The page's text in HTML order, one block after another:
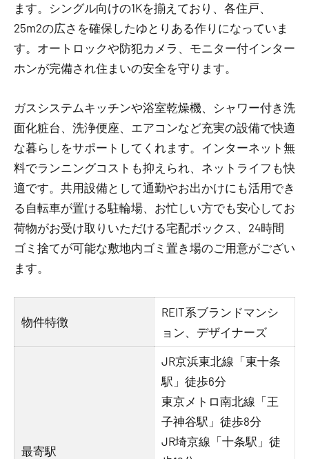
ます。シングル向けの1Kを揃えており、各住戸、
25m2の広さを確保したゆとりある作りになっていま
す。オートロックや防犯カメラ、モニター付インター
ホンが完備され住まいの安全を守ります。
ガスシステムキッチンや浴室乾燥機、シャワー付き洗
面化粧台、洗浄便座、エアコンなど充実の設備で快適
な暮らしをサポートしてくれます。インターネット無
料でランニングコストも抑えられ、ネットライフも快
適です。共用設備として通勤やお出かけにも活用でき
る自転車が置ける駐輪場、お忙しい方でも安心してお
荷物がお受け取りいただける宅配ボックス、24時間
ゴミ捨てが可能な敷地内ゴミ置き場のご用意がござい
ます。
物件特徴
REIT系ブランドマンシ
ョン、デザイナーズ
最寄駅
JR京浜東北線「東十条
駅」徒歩6分
東京メトロ南北線「王
子神谷駅」徒歩8分
JR埼京線「十条駅」徒